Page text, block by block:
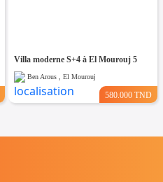
Villa moderne S+4 à El Mourouj 5
Ben Arous , El Mourouj
580.000 TND